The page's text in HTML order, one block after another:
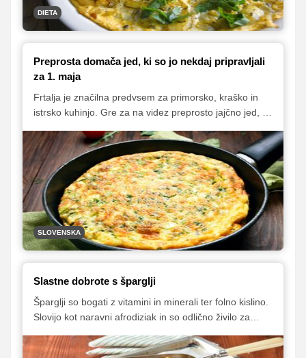
DIETA
Preprosta domača jed, ki so jo nekdaj pripravljali
za 1. maja
Frtalja je značilna predvsem za primorsko, kraško in
istrsko kuhinjo. Gre za na videz preprosto jajčno jed, ki
krajih frtalja obvezno na mizi ob 1. maju? Zakaj,
preberite v članku.
SLOVENSKA
Slastne dobrote s šparglji
Šparglji so bogati z vitamini in minerali ter folno kislino.
Slovijo kot naravni afrodiziak in so odlično živilo za
rižotah, omletah in pitah. V nadaljevanju vam